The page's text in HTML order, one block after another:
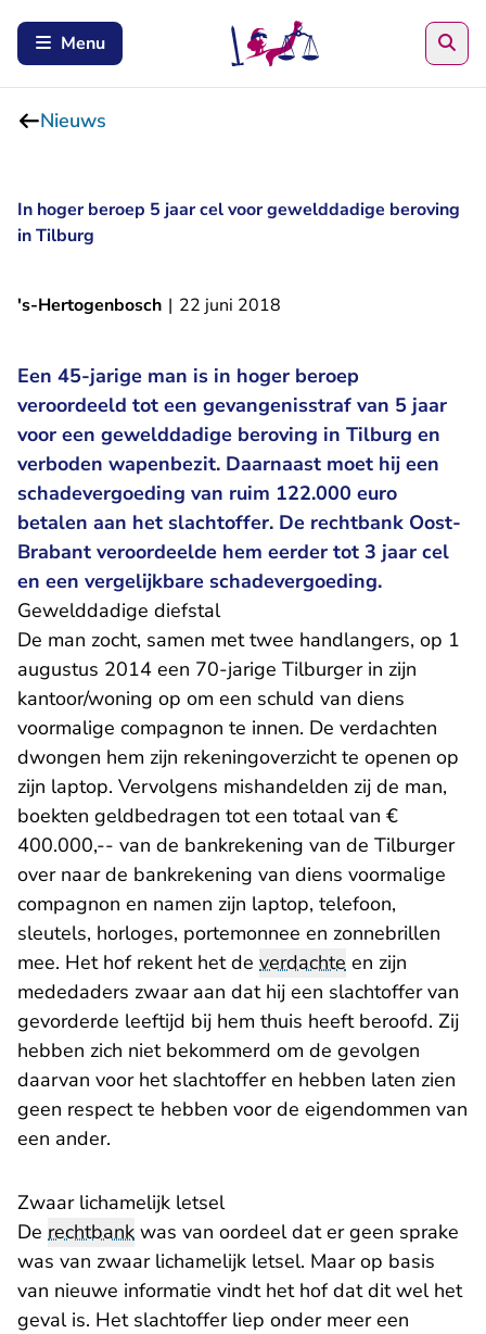
Menu
Nieuws
In hoger beroep 5 jaar cel voor gewelddadige beroving
in Tilburg
's-Hertogenbosch | 22 juni 2018
Een 45-jarige man is in hoger beroep
veroordeeld tot een gevangenisstraf van 5 jaar
voor een gewelddadige beroving in Tilburg en
verboden wapenbezit. Daarnaast moet hij een
schadevergoeding van ruim 122.000 euro
betalen aan het slachtoffer. De rechtbank Oost-
Brabant veroordeelde hem eerder tot 3 jaar cel
en een vergelijkbare schadevergoeding.
Gewelddadige diefstal
De man zocht, samen met twee handlangers, op 1
augustus 2014 een 70-jarige Tilburger in zijn
kantoor/woning op om een schuld van diens
voormalige compagnon te innen. De verdachten
dwongen hem zijn rekeningoverzicht te openen op
zijn laptop. Vervolgens mishandelden zij de man,
boekten geldbedragen tot een totaal van €
400.000,-- van de bankrekening van de Tilburger
over naar de bankrekening van diens voormalige
compagnon en namen zijn laptop, telefoon,
sleutels, horloges, portemonnee en zonnebrillen
mee. Het hof rekent het de verdachte en zijn
mededaders zwaar aan dat hij een slachtoffer van
gevorderde leeftijd bij hem thuis heeft beroofd. Zij
hebben zich niet bekommerd om de gevolgen
daarvan voor het slachtoffer en hebben laten zien
geen respect te hebben voor de eigendommen van
een ander.
Zwaar lichamelijk letsel
De rechtbank was van oordeel dat er geen sprake
was van zwaar lichamelijk letsel. Maar op basis
van nieuwe informatie vindt het hof dat dit wel het
geval is. Het slachtoffer liep onder meer een